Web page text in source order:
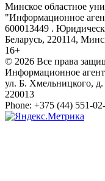
Минское областное
"Информационное
600013449 .
Беларусь, 220114,
16+
© 2026 Все права
Информационное
ул. Б. Хмельницкого,
220013
Phone: +375 (44) 551-